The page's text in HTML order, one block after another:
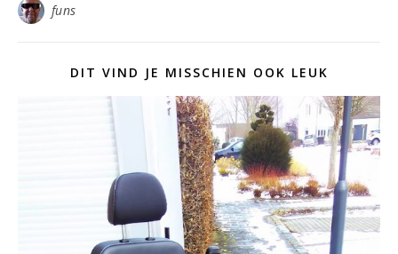
funs
DIT VIND JE MISSCHIEN OOK LEUK